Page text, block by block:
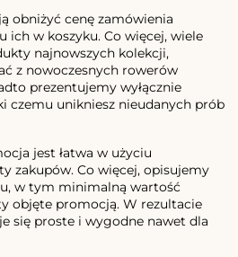
obniżyć cenę zamówienia
ich w koszyku. Co więcej, wiele
najnowszych kolekcji,
z nowoczesnych rowerów
prezentujemy wyłącznie
czemu unikniesz nieudanych prób
jest łatwa w użyciu
zakupów. Co więcej, opisujemy
w tym minimalną wartość
objęte promocją. W rezultacie
się proste i wygodne nawet dla